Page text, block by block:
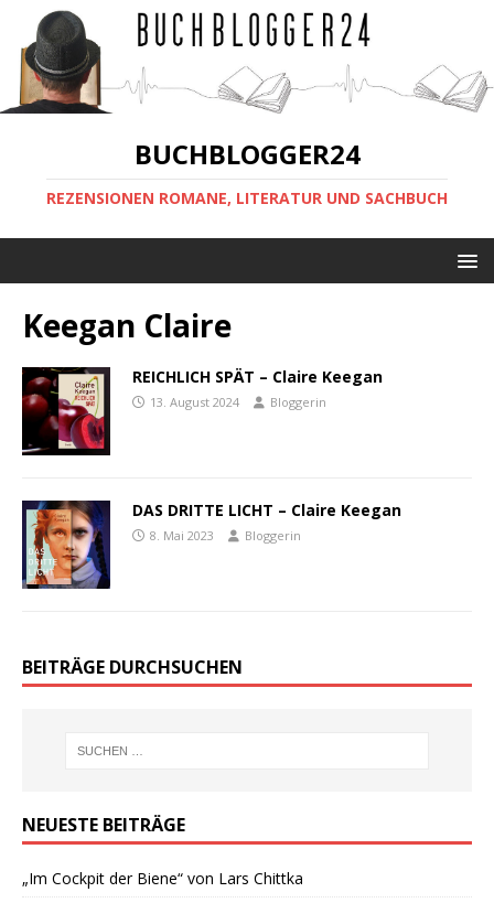
BUCHBLOGGER24
REZENSIONEN ROMANE, LITERATUR UND SACHBUCH
Keegan Claire
REICHLICH SPÄT – Claire Keegan
13. August 2024 Bloggerin
DAS DRITTE LICHT – Claire Keegan
8. Mai 2023 Bloggerin
BEITRÄGE DURCHSUCHEN
NEUESTE BEITRÄGE
„Im Cockpit der Biene“ von Lars Chittka